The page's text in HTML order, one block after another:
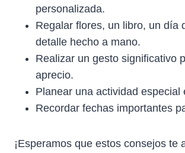
personalizada.
Regalar flores, un libro, un día
detalle hecho a mano.
Realizar un gesto significativo
aprecio.
Planear una actividad especial
Recordar fechas importantes
¡Esperamos que estos consejos te